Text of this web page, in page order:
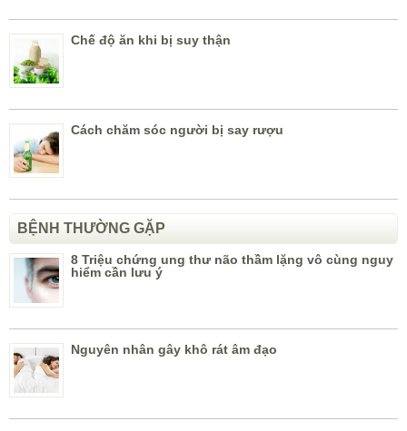
Chế độ ăn khi bị suy thận
Cách chăm sóc người bị say rượu
BỆNH THƯỜNG GẶP
8 Triệu chứng ung thư não thầm lặng vô cùng nguy
hiểm cần lưu ý
Nguyên nhân gây khô rát âm đạo